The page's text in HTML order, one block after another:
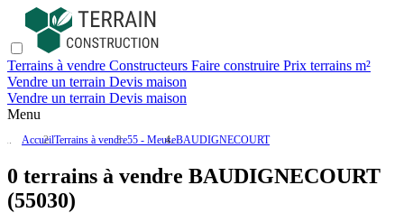
Terrains à vendre Constructeurs Faire construire Prix terrains m²
Vendre un terrain Devis maison
Vendre un terrain Devis maison
Menu
AccueilTerrains à vendre55 - MeuseBAUDIGNECOURT
0 terrains à vendre BAUDIGNECOURT
(55030)